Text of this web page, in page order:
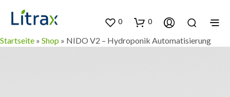
0 0
Startseite » Shop » NIDO V2 – Hydroponik Automatisierung